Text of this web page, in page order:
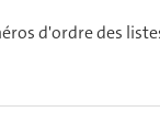
d'ordre des